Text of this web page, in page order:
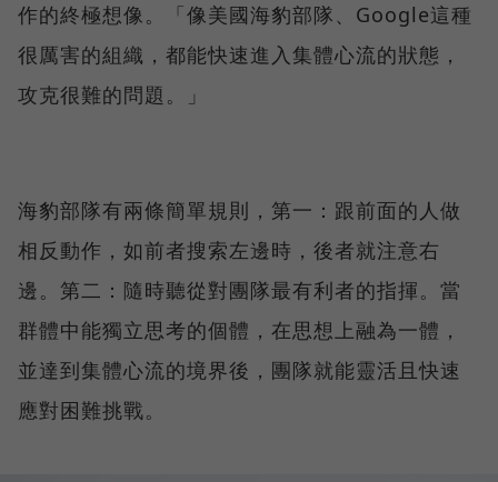
作的終極想像。「像美國海豹部隊、Google這種
很厲害的組織，都能快速進入集體心流的狀態，
攻克很難的問題。」
海豹部隊有兩條簡單規則，第一：跟前面的人做
相反動作，如前者搜索左邊時，後者就注意右
邊。第二：隨時聽從對團隊最有利者的指揮。當
群體中能獨立思考的個體，在思想上融為一體，
並達到集體心流的境界後，團隊就能靈活且快速
應對困難挑戰。